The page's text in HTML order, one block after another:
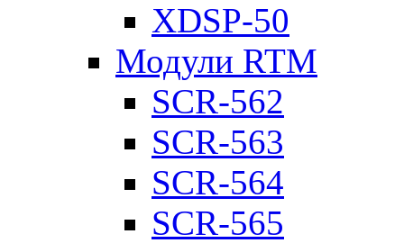
XDSP-50
Модули RTM
SCR-562
SCR-563
SCR-564
SCR-565